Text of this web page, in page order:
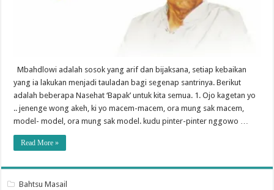
Mbahdlowi adalah sosok yang arif dan bijaksana, setiap kebaikan
yang ia lakukan menjadi tauladan bagi segenap santrinya. Berikut
adalah beberapa Nasehat ‘Bapak’ untuk kita semua. 1. Ojo kagetan yo
.. jenenge wong akeh, ki yo macem-macem, ora mung sak macem,
model- model, ora mung sak model. kudu pinter-pinter nggowo …
Read More »
Bahtsu Masail